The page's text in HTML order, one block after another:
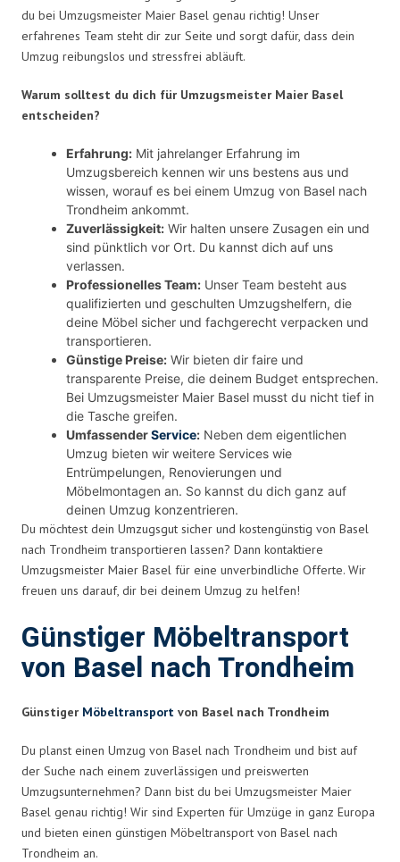
du bei Umzugsmeister Maier Basel genau richtig! Unser
erfahrenes Team steht dir zur Seite und sorgt dafür, dass dein
Umzug reibungslos und stressfrei abläuft.
Warum solltest du dich für Umzugsmeister Maier Basel
entscheiden?
Erfahrung: Mit jahrelanger Erfahrung im
Umzugsbereich kennen wir uns bestens aus und
wissen, worauf es bei einem Umzug von Basel nach
Trondheim ankommt.
Zuverlässigkeit: Wir halten unsere Zusagen ein und
sind pünktlich vor Ort. Du kannst dich auf uns
verlassen.
Professionelles Team: Unser Team besteht aus
qualifizierten und geschulten Umzugshelfern, die
deine Möbel sicher und fachgerecht verpacken und
transportieren.
Günstige Preise: Wir bieten dir faire und
transparente Preise, die deinem Budget entsprechen.
Bei Umzugsmeister Maier Basel musst du nicht tief in
die Tasche greifen.
UmfassenderService: Neben dem eigentlichen
Umzug bieten wir weitere Services wie
Entrümpelungen, Renovierungen und
Möbelmontagen an. So kannst du dich ganz auf
deinen Umzug konzentrieren.
Du möchtest dein Umzugsgut sicher und kostengünstig von Basel
nach Trondheim transportieren lassen? Dann kontaktiere
Umzugsmeister Maier Basel für eine unverbindliche Offerte. Wir
freuen uns darauf, dir bei deinem Umzug zu helfen!
Günstiger Möbeltransport
von Basel nach Trondheim
Günstiger Möbeltransport von Basel nach Trondheim
Du planst einen Umzug von Basel nach Trondheim und bist auf
der Suche nach einem zuverlässigen und preiswerten
Umzugsunternehmen? Dann bist du bei Umzugsmeister Maier
Basel genau richtig! Wir sind Experten für Umzüge in ganz Europa
und bieten einen günstigen Möbeltransport von Basel nach
Trondheim an.